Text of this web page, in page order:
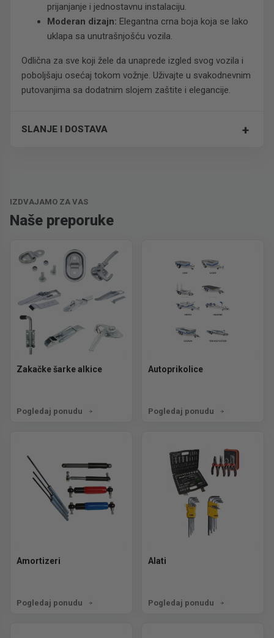
prijanjanje i jednostavnu instalaciju.
Moderan dizajn: Elegantna crna boja koja se lako
uklapa sa unutrašnjošću vozila.
Odlična za sve koji žele da unaprede izgled svog vozila i
poboljšaju osećaj tokom vožnje. Uživajte u svakodnevnim
putovanjima sa dodatnim slojem zaštite i elegancije.
SLANJE I DOSTAVA +
IZDVAJAMO ZA VAS
Naše preporuke
Zakačke šarke alkice
Pogledaj ponudu
Autoprikolice
Pogledaj ponudu
Amortizeri
Pogledaj ponudu
Alati
Pogledaj ponudu